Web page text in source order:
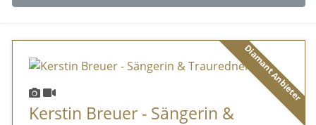
Diamant Anbieter
Kerstin Breuer - Sängerin &